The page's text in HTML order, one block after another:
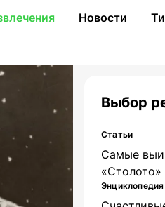
Новости
Выбор
Статьи
Самые
«Столото»